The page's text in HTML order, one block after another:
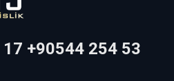
+90544 254 53